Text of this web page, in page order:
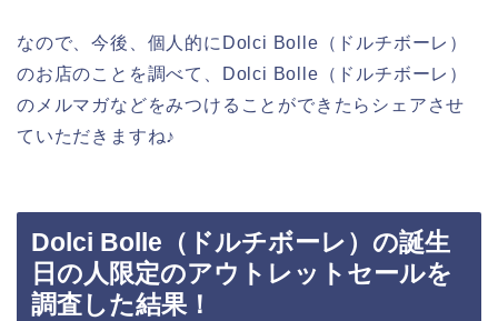
なので、今後、個人的にDolci Bolle（ドルチボーレ）
のお店のことを調べて、Dolci Bolle（ドルチボーレ）
のメルマガなどをみつけることができたらシェアさせ
ていただきますね♪
Dolci Bolle（ドルチボーレ）の誕生
日の人限定のアウトレットセールを
調査した結果！